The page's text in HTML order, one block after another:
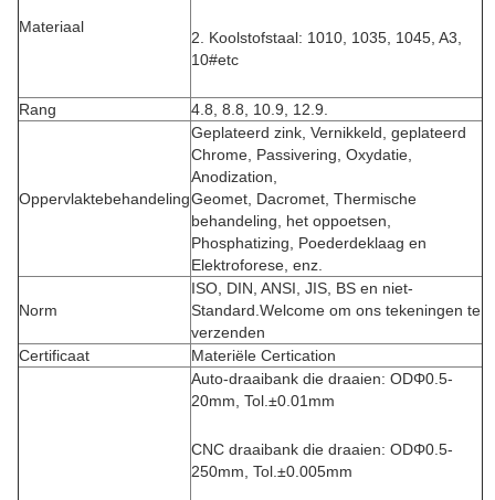
Materiaal
2. Koolstofstaal: 1010, 1035, 1045, A3,
10#etc
Rang 4.8, 8.8, 10.9, 12.9.
Oppervlaktebehandeling
Geplateerd zink, Vernikkeld, geplateerd
Chrome, Passivering, Oxydatie,
Anodization,
Geomet, Dacromet, Thermische
behandeling, het oppoetsen,
Phosphatizing, Poederdeklaag en
Elektroforese, enz.
Norm
ISO, DIN, ANSI, JIS, BS en niet-
Standard.Welcome om ons tekeningen te
verzenden
Certificaat
Materiële Certication
Auto-draaibank die draaien: ODΦ0.5-
20mm, Tol.±0.01mm
CNC draaibank die draaien: ODΦ0.5-
250mm, Tol.±0.005mm